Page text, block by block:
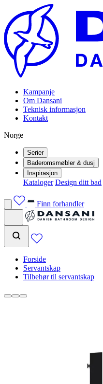
Kampanje
Om Dansani
Teknisk informasjon
Kontakt
Norge
Serier
Baderomsmøbler & dusj
Inspirasjon
Kataloger Design ditt bad
Finn forhandler
Forside
Servantskap
Tilbehør til servantskap